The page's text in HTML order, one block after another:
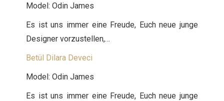
Model: Odin James
Es ist uns immer eine Freude, Euch neue junge
Designer vorzustellen,…
Betül Dilara Deveci
Model: Odin James
Es ist uns immer eine Freude, Euch neue junge